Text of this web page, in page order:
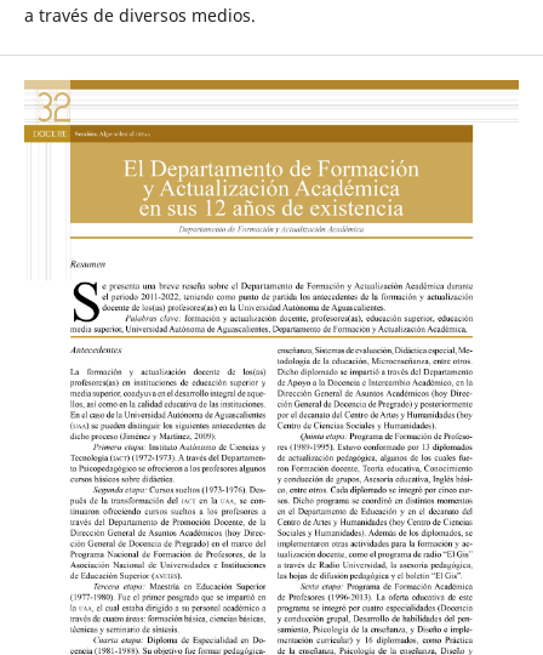
a través de diversos medios.